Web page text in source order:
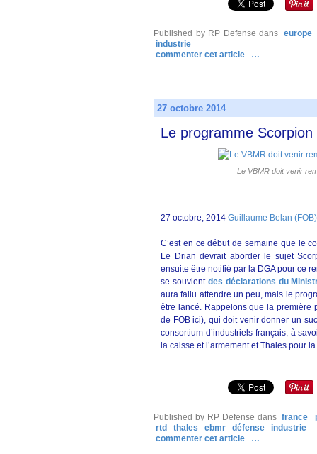
Published by RP Defense dans europe
industrie
commenter cet article
…
27 octobre 2014
Le programme Scorpion
Le VBMR doit venir
27 octobre, 2014 Guillaume Belan (FOB)
C’est en ce début de semaine que le
Le Drian devrait aborder le sujet
ensuite être notifié par la DGA pour ce
se souvient des déclarations du
aura fallu attendre un peu, mais le
être lancé. Rappelons que la première
de FOB ici), qui doit venir donner un
consortium d’industriels français, à
la caisse et l’armement et Thales pour
Published by RP Defense dans france
rtd
thales ebmr défense
industrie
commenter cet article
…